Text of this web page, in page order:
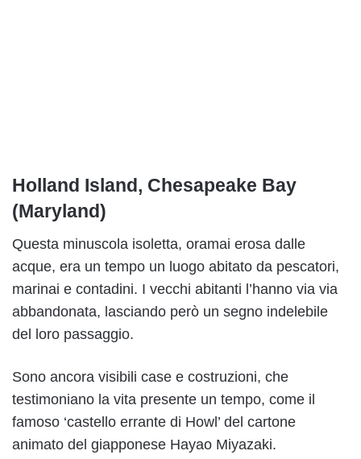
Holland Island, Chesapeake Bay
(Maryland)
Questa minuscola isoletta, oramai erosa dalle
acque, era un tempo un luogo abitato da pescatori,
marinai e contadini. I vecchi abitanti l’hanno via via
abbandonata, lasciando però un segno indelebile
del loro passaggio.
Sono ancora visibili case e costruzioni, che
testimoniano la vita presente un tempo, come il
famoso ‘castello errante di Howl’ del cartone
animato del giapponese Hayao Miyazaki.